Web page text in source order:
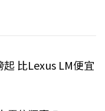
比Lexus LM便宜